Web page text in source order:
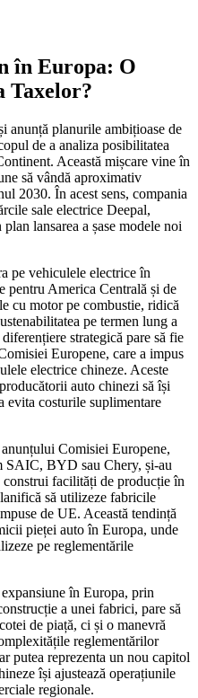
în Europa: O
Taxelor?
anunță planurile ambițioase de
de a analiza posibilitatea
Această mișcare vine în
să vândă aproximativ
2030. În acest sens, compania
sale electrice Deepal,
lansarea a șase modele noi
pe vehiculele electrice în
pentru America Centrală și de
cu motor pe combustie, ridică
pe termen lung a
strategică pare să fie
Europene, care a impus
electrice chineze. Aceste
auto chinezi să își
evita costurile suplimentare
Comisiei Europene,
SAIC, BYD sau Chery, și-au
construi facilități de producție în
să utilizeze fabricile
de UE. Această tendință
pieței auto în Europa, unde
pe reglementările
în Europa, prin
a unei fabrici, pare să
de piață, ci și o manevră
reglementărilor
putea reprezenta un nou capitol
își ajustează operațiunile
regionale.